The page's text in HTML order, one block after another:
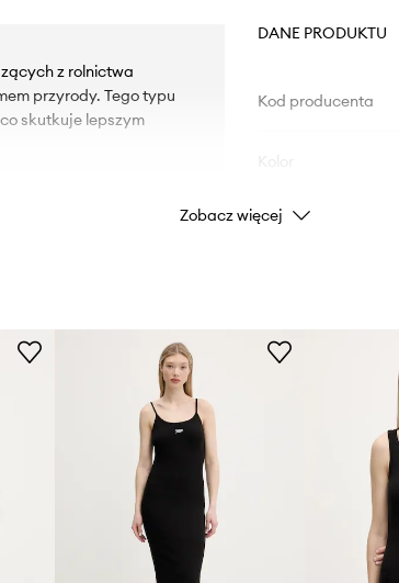
z rolnictwa
przyrody. Tego typu
skutkuje lepszym
DANE PRODUKTU
Kod producenta
Marka
ID Produktu
Zobacz więcej